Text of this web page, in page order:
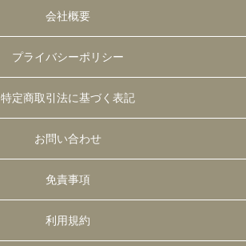
会社概要
プライバシーポリシー
特定商取引法に基づく表記
お問い合わせ
免責事項
利用規約